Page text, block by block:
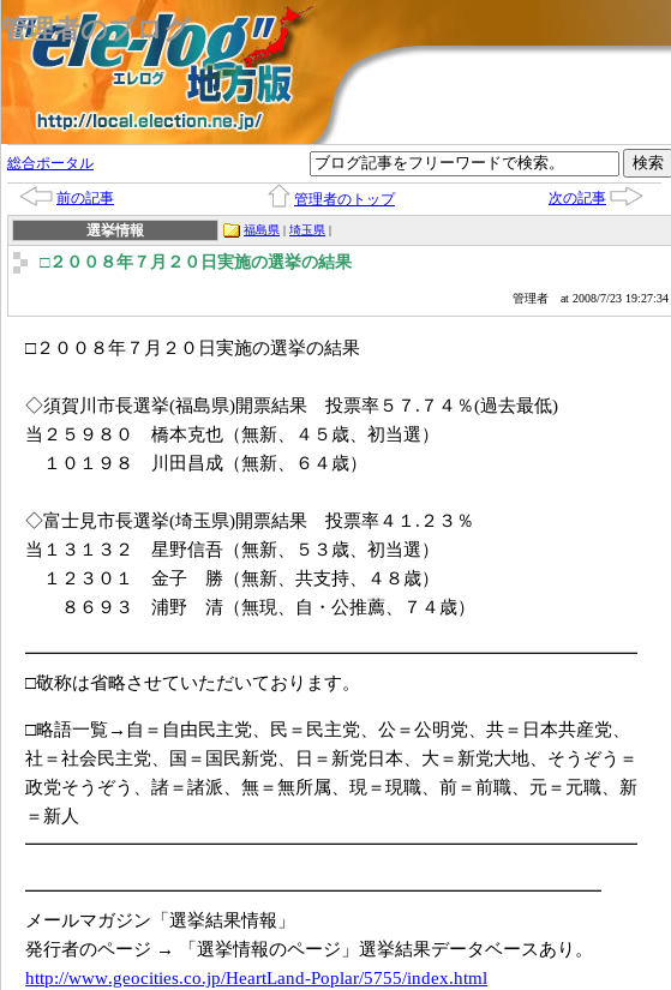
管理者のブログ
総合ポータル
前の記事 管理者のトップ
次の記事
選挙情報
福島県 | 埼玉県 |
□２００８年７月２０日実施の選挙の結果
管理者 at 2008/7/23 19:27:34
□２００８年７月２０日実施の選挙の結果
◇須賀川市長選挙(福島県)開票結果 投票率５７.７４％(過去最低)
当２５９８０ 橋本克也（無新、４５歳、初当選）
１０１９８ 川田昌成（無新、６４歳）
◇富士見市長選挙(埼玉県)開票結果 投票率４１.２３％
当１３１３２ 星野信吾（無新、５３歳、初当選）
１２３０１ 金子 勝（無新、共支持、４８歳）
８６９３ 浦野 清（無現、自・公推薦、７４歳）
━━━━━━━━━━━━━━━━━━━━━━━━━━━━━━━━━━
□敬称は省略させていただいております。
□略語一覧→自＝自由民主党、民＝民主党、公＝公明党、共＝日本共産党、
社＝社会民主党、国＝国民新党、日＝新党日本、大＝新党大地、そうぞう＝
政党そうぞう、諸＝諸派、無＝無所属、現＝現職、前＝前職、元＝元職、新
＝新人
━━━━━━━━━━━━━━━━━━━━━━━━━━━━━━━━━━
━━━━━━━━━━━━━━━━━━━━━━━━━━━━━━━━
メールマガジン「選挙結果情報」
発行者のページ → 「選挙情報のページ」選挙結果データベースあり。
http://www.geocities.co.jp/HeartLand-Poplar/5755/index.html